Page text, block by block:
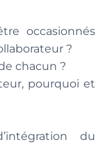
occasionnés
?
chacun ?
pourquoi et
du